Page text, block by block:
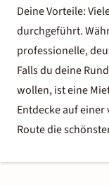
Deine Vorteile:
durchgeführt.
professionelle,
Falls du deine
wollen, ist eine
Entdecke auf
Route die